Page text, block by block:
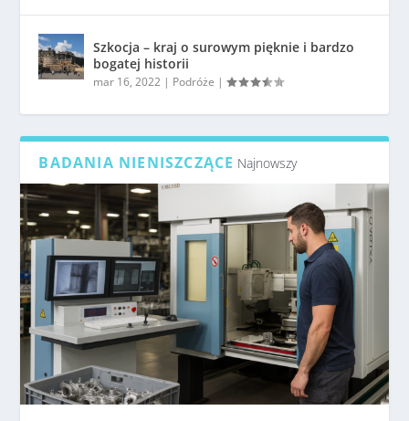
Szkocja – kraj o surowym pięknie i bardzo
bogatej historii
mar 16, 2022 | Podróże |
BADANIA NIENISZCZĄCE Najnowszy